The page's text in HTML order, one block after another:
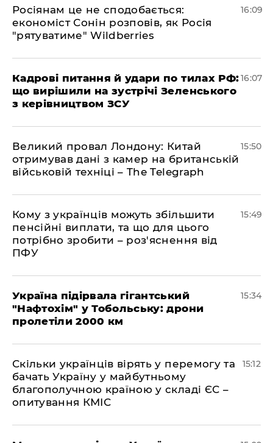
Росіянам це не сподобається:
економіст Сонін розповів, як Росія
"рятуватиме" Wildberries
16:09
Кадрові питання й удари по тилах РФ:
що вирішили на зустрічі Зеленського
з керівництвом ЗСУ
16:07
Великий провал Лондону: Китай
отримував дані з камер на британській
військовій техніці – The Telegraph
15:50
Кому з українців можуть збільшити
пенсійні виплати, та що для цього
потрібно зробити – роз'яснення від
ПФУ
15:49
Україна підірвала гігантський
"Нафтохім" у Тобольську: дрони
пролетіли 2000 км
15:34
Скільки українців вірять у перемогу та
бачать Україну у майбутньому
благополучною країною у складі ЄС –
опитування КМІС
15:12